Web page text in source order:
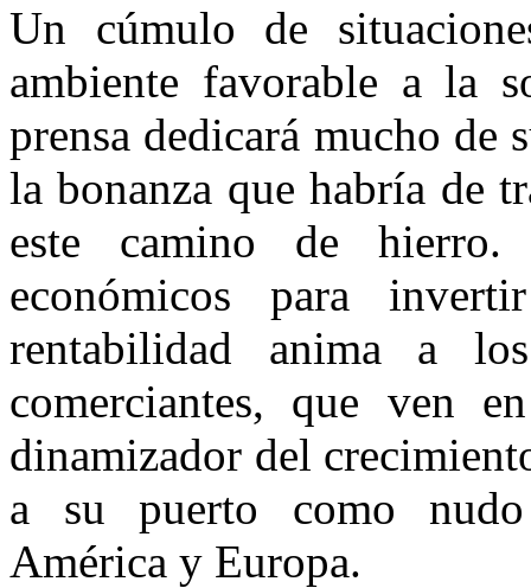
Un cúmulo de
ambiente favorable a la
prensa dedicará mucho de
la bonanza que habría de
este camino de
económicos para
rentabilidad anima a
comerciantes, que ven
dinamizador del
a su puerto como nudo
América y Europa.